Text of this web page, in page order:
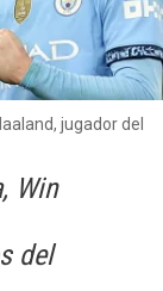
jugador del
Win
del